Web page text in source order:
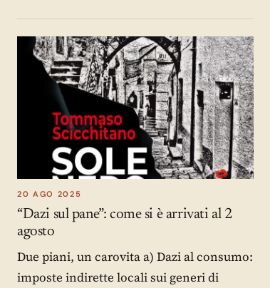
20 AGO 2025
“Dazi sul pane”: come si è arrivati al 2
agosto
Due piani, un carovita a) Dazi al consumo:
imposte indirette locali sui generi di